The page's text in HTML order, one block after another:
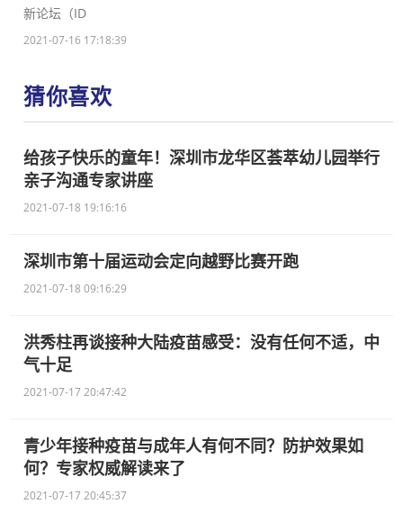
新论坛（ID
2021-07-16 17:18:39
猜你喜欢
给孩子快乐的童年！深圳市龙华区荟萃幼儿园举行
亲子沟通专家讲座
2021-07-18 19:16:16
深圳市第十届运动会定向越野比赛开跑
2021-07-18 09:16:29
洪秀柱再谈接种大陆疫苗感受：没有任何不适，中
气十足
2021-07-17 20:47:42
青少年接种疫苗与成年人有何不同？防护效果如
何？专家权威解读来了
2021-07-17 20:45:37